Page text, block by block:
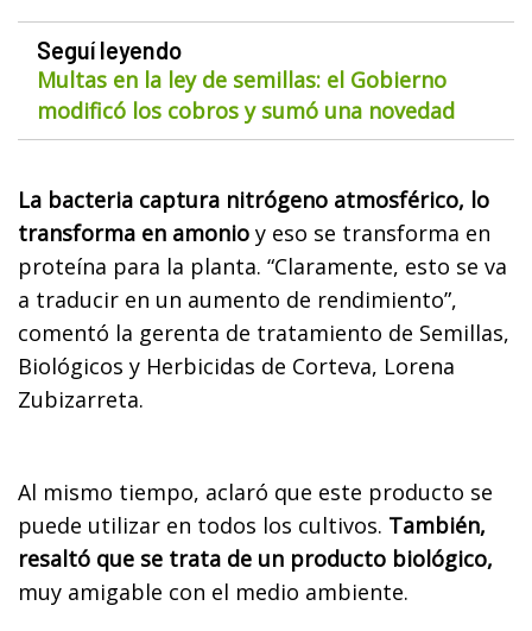
Seguí leyendo
Multas en la ley de semillas: el Gobierno
modificó los cobros y sumó una novedad
La bacteria captura nitrógeno atmosférico, lo
transforma en amonio y eso se transforma en
proteína para la planta. “Claramente, esto se va
a traducir en un aumento de rendimiento”,
comentó la gerenta de tratamiento de Semillas,
Biológicos y Herbicidas de Corteva, Lorena
Zubizarreta.
Al mismo tiempo, aclaró que este producto se
puede utilizar en todos los cultivos. También,
resaltó que se trata de un producto biológico,
muy amigable con el medio ambiente.